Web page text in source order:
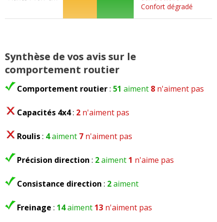
D UN SEUL COUP LA VOITURE CE MAIS EN DEFAUT
POUR RIEN ONT COMPREND PAS JE VAIS CHANGER
HONETEMENT JE CONSEILLE PAS LA VOITURE
Note :1/20
Prix assurance :
après validation)
Confort dégradé
Synthèse de vos avis sur le
comportement routier
Comportement routier: 51 aiment 8 n'aiment pas
Capacités 4x4: 2 n'aiment pas
Roulis: 4aiment 7 n'aiment pas
Précision direction : 2aiment 1 n'aime pas
Consistance direction : 2aiment
Freinage : 14aiment 13 n'aiment pas